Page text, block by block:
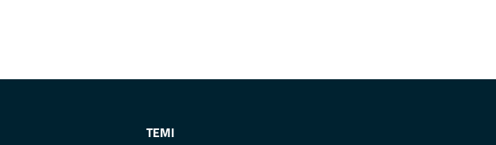
TEMI